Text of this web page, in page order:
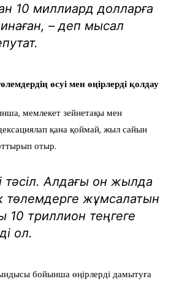
10 миллиард долларға
– деп мысал
өсуі мен өңірлерді қолдау
мемлекет зейнетақы мен
қана қоймай, жыл сайын
отыр.
тәсіл. Алдағы он жылда
төлемдерге жұмсалатын
10 триллион теңгеге
ол.
бойынша өңірлерді дамытуға